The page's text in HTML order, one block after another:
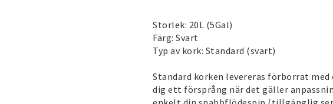
Storlek: 20L (5Gal)
Färg: Svart
Typ av kork: Standard (svart)
Standard korken levereras förborrat
dig ett försprång när det gäller